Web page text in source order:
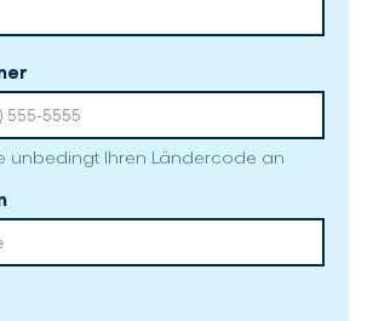
unbedingt Ihren Ländercode an